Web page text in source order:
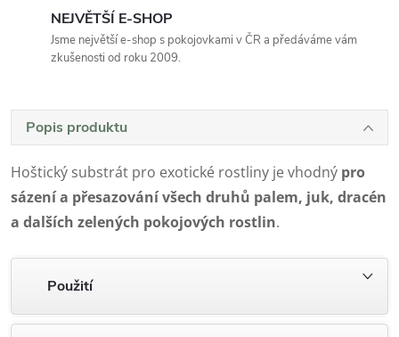
NEJVĚTŠÍ E-SHOP
Jsme největší e-shop s pokojovkami v ČR a předáváme vám
zkušenosti od roku 2009.
Popis produktu
Hoštický substrát pro exotické rostliny je vhodný pro
sázení a přesazování všech druhů palem, juk, dracén
a dalších zelených pokojových rostlin.
Použití